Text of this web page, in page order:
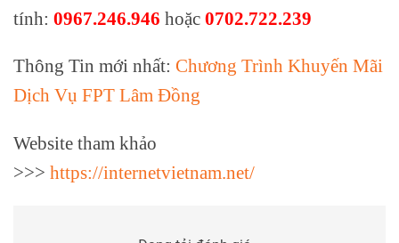
tính: 0967.246.946 hoặc 0702.722.239
Thông Tin mới nhất: Chương Trình Khuyến Mãi
Dịch Vụ FPT Lâm Đồng
Website tham khảo
>>> https://internetvietnam.net/